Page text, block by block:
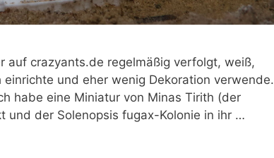
auf crazyants.de regelmäßig verfolgt, weiß,
und eher wenig Dekoration verwende.
habe eine Miniatur von Minas Tirith (der
und der Solenopsis fugax-Kolonie in ihr …